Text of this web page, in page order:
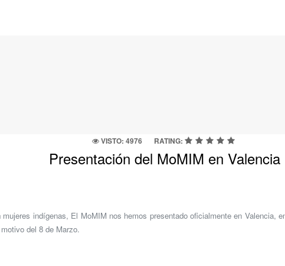
VISTO: 4976 RATING:
Presentación del MoMIM en Valencia
indígenas, El MoMIM nos hemos presentado oficialmente en Valencia,
del 8 de Marzo.